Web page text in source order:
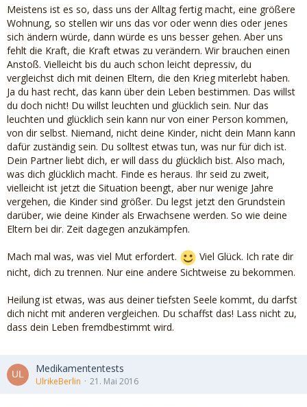
Meistens ist es so, dass uns der Alltag fertig macht, eine größere
Wohnung, so stellen wir uns das vor oder wenn dies oder jenes
sich ändern würde, dann würde es uns besser gehen. Aber uns
fehlt die Kraft, die Kraft etwas zu verändern. Wir brauchen einen
Anstoß. Vielleicht bis du auch schon leicht depressiv, du
vergleichst dich mit deinen Eltern, die den Krieg miterlebt haben.
Ja du hast recht, das kann über dein Leben bestimmen. Das willst
du doch nicht! Du willst leuchten und glücklich sein. Nur das
leuchten und glücklich sein kann nur von einer Person kommen,
von dir selbst. Niemand, nicht deine Kinder, nicht dein Mann kann
dafür zuständig sein. Du solltest etwas tun, was nur für dich ist.
Dein Partner liebt dich, er will dass du glücklich bist. Also mach,
was dich glücklich macht. Finde es heraus. Ihr seid zu zweit,
vielleicht ist jetzt die Situation beengt, aber nur wenige Jahre
vergehen, die Kinder sind größer. Du legst jetzt den Grundstein
darüber, wie deine Kinder als Erwachsene werden. So wie deine
Eltern bei dir. Zeit dagegen anzukämpfen.
Mach mal was, was viel Mut erfordert.
Viel Glück. Ich rate dir
nicht, dich zu trennen. Nur eine andere Sichtweise zu bekommen.
Heilung ist etwas, was aus deiner tiefsten Seele kommt, du darfst
dich nicht mit anderen vergleichen. Du schaffst das! Lass nicht zu,
dass dein Leben fremdbestimmt wird.
Medikamententests
UlrikeBerlin 21. Mai 2016